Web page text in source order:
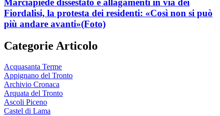
Marciapiede dissestato e allagamenti in via dei
Fiordalisi, la protesta dei residenti: «Così non si può
più andare avanti»(Foto)
Categorie Articolo
Acquasanta Terme
Appignano del Tronto
Archivio Cronaca
Arquata del Tronto
Ascoli Piceno
Castel di Lama